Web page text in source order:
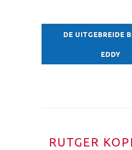
DE UITGEBREIDE
EDDY
RUTGER